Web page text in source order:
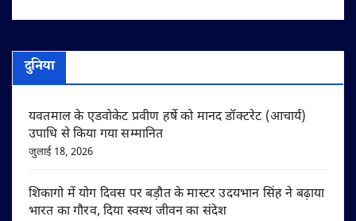
दुनिया
यवतमाल के एडवोकेट प्रवीण हर्षे को मानद डॉक्टरेट (आचार्य)
उपाधि से किया गया सम्मानित
जुलाई 18, 2026
शिकागो में योग दिवस पर बड़ौत के मास्टर उदयभान सिंह ने बढ़ाया
भारत का गौरव, दिया स्वस्थ जीवन का संदेश